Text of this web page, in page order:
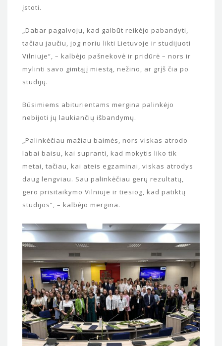
įstoti.
„Dabar pagalvoju, kad galbūt reikėjo pabandyti,
tačiau jaučiu, jog noriu likti Lietuvoje ir studijuoti
Vilniuje“, – kalbėjo pašnekovė ir pridūrė – nors ir
mylinti savo gimtąjį miestą, nežino, ar grįš čia po
studijų.
Būsimiems abiturientams mergina palinkėjo
nebijoti jų laukiančių išbandymų.
„Palinkėčiau mažiau baimės, nors viskas atrodo
labai baisu, kai supranti, kad mokytis liko tik
metai, tačiau, kai ateis egzaminai, viskas atrodys
daug lengviau. Sau palinkėčiau gerų rezultatų,
gero prisitaikymo Vilniuje ir tiesiog, kad patiktų
studijos“, – kalbėjo mergina.